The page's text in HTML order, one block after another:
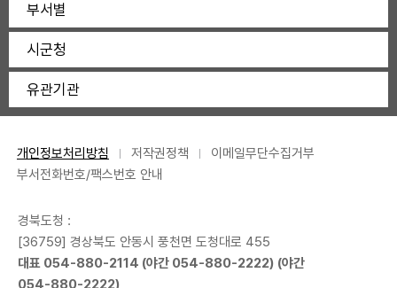
부서별
시군청
유관기관
개인정보처리방침 저작권정책
이메일무단수집거부
부서전화번호/팩스번호 안내
경북도청 :
[36759] 경상북도 안동시 풍천면 도청대로 455
대표 054-880-2114 (야간 054-880-2222) (야간
054-880-2222)